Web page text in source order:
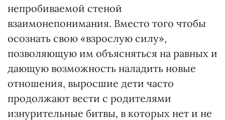
непробиваемой стеной
взаимонепонимания. Вместо того чтобы
осознать свою «взрослую силу»,
позволяющую им объясняться на равных и
дающую возможность наладить новые
отношения, выросшие дети часто
продолжают вести с родителями
изнурительные битвы, в которых нет и не